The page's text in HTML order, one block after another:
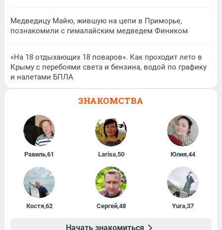
Медведицу Майю, жившую на цепи в Приморье,
познакомили с гималайским медведем Фиником
«На 18 отдыхающих 18 поваров». Как проходит лето в
Крыму с перебоями света и бензина, водой по графику
и налетами БПЛА
ЗНАКОМСТВА
Равиль,61 Larisa,50 Юлия,44
Костя,62 Сергей,48 Yura,37
Начать знакомиться